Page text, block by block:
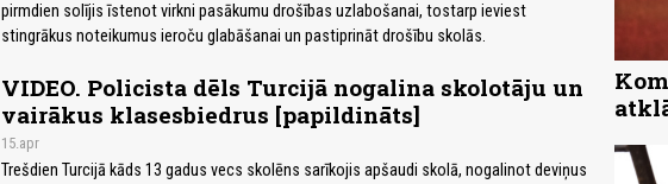
pirmdien solījis īstenot virkni pasākumu drošības uzlabošanai, tostarp ieviest
stingrākus noteikumus ieroču glabāšanai un pastiprināt drošību skolās.
VIDEO. Policista dēls Turcijā nogalina skolotāju un
vairākus klasesbiedrus [papildināts]
15.apr
Trešdien Turcijā kāds 13 gadus vecs skolēns sarīkojis apšaudi skolā, nogalinot deviņus